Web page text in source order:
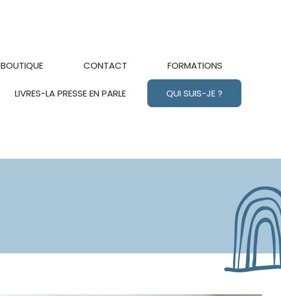
BOUTIQUE CONTACT FORMATIONS
LIVRES-LA PRESSE EN PARLE QUI SUIS-JE ?